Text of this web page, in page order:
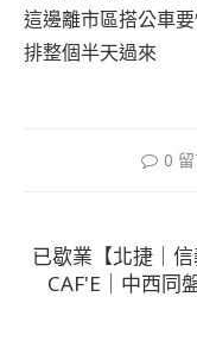
這邊離市區搭公車
排整個半天過來
0
已歇業【北捷｜
CAF'E｜中西同